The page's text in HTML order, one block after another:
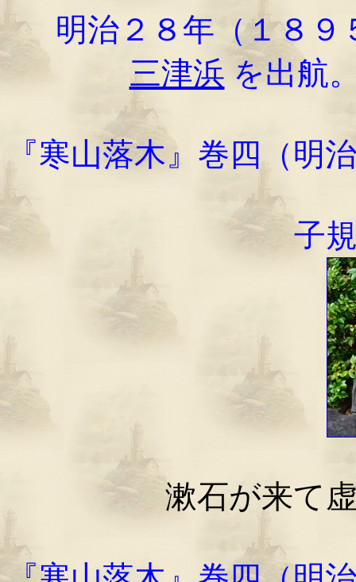
明治２８年（１８９
三津浜 を出航
『寒山落木』巻四（
子
漱石が来て